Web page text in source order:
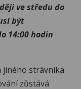
ve středu do
být
14:00 hodin
strávníka
zůstává